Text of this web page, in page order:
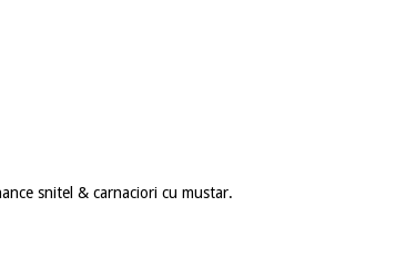
snitel & carnaciori cu mustar.